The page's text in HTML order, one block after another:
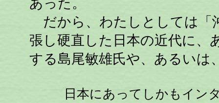
あった。
だから、わたしとしては「
張し硬直した日本の近代に、
する島尾敏雄氏や、あるいは
日本にあってしかもイン